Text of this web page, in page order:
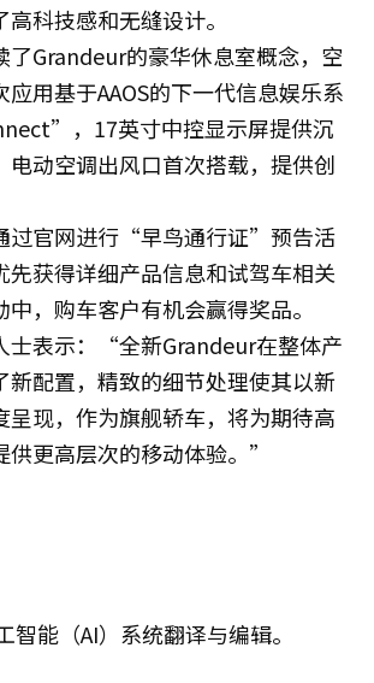
科技感和无缝设计。
了Grandeur的豪华休息室概念，空
用基于AAOS的下一代信息娱乐系
，17英寸中控显示屏提供沉
电动空调出风口首次搭载，提供创
过官网进行“早鸟通行证”预告活
先获得详细产品信息和试驾车相关
，购车客户有机会赢得奖品。
士表示：“全新Grandeur在整体产
新配置，精致的细节处理使其以新
呈现，作为旗舰轿车，将为期待高
供更高层次的移动体验。”
能（AI）系统翻译与编辑。